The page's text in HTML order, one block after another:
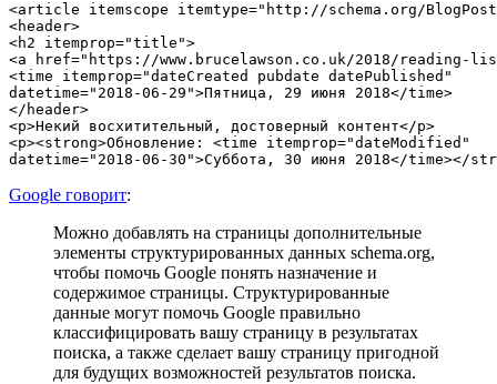
<article itemscope itemtype="http://schema.org/
<header>
<h2 itemprop="title">
<a href="https://www.brucelawson.co.uk/2018/reading-
<time itemprop="dateCreated pubdate datePublished"
datetime="2018-06-29">Пятница, 29 июня 2018</time>
</header>
<p>Некий восхитительный, достоверный контент</p>
<p><strong>Обновление: <time itemprop="dateModified"
Google говорит:
Можно добавлять на страницы дополнительные
элементы структурированных данных schema.org,
чтобы помочь Google понять назначение и
содержимое страницы. Структурированные
данные могут помочь Google правильно
классифицировать вашу страницу в результатах
поиска, а также сделает вашу страницу пригодной
для будущих возможностей результатов поиска.